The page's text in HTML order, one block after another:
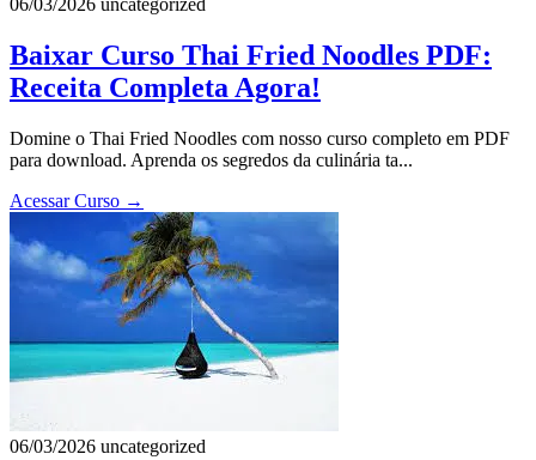
06/03/2026 uncategorized
Baixar Curso Thai Fried Noodles PDF:
Receita Completa Agora!
Domine o Thai Fried Noodles com nosso curso completo em PDF
para download. Aprenda os segredos da culinária ta...
Acessar Curso →
06/03/2026 uncategorized